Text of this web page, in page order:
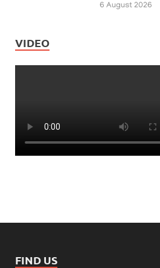
6 August 2026
VIDEO
FIND US